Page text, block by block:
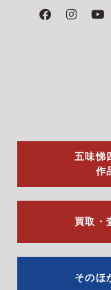
F
a
I
n
Y
o
五味悌
作
買取・
そのほ